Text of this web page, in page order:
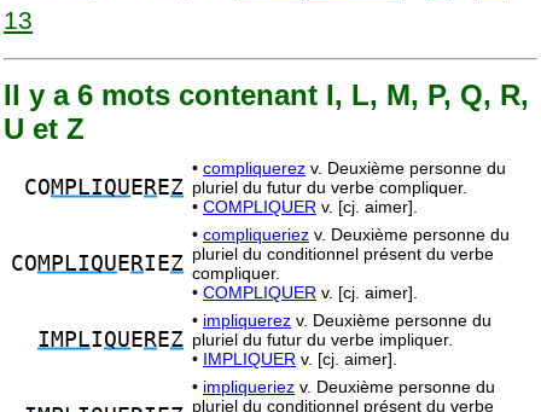
13
Il y a 6 mots contenant I, L, M, P, Q, R,
U et Z
COMPLIQU E REZ
• compliquerez v. Deuxième personne du
pluriel du futur du verbe compliquer.
• COMPLIQUER v. [cj. aimer].
COMPLIQU E RIEZ
• compliqueriez v. Deuxième personne du
pluriel du conditionnel présent du verbe
compliquer.
• COMPLIQUER v. [cj. aimer].
IMPLIQU E REZ
• impliquerez v. Deuxième personne du
pluriel du futur du verbe impliquer.
• IMPLIQUER v. [cj. aimer].
• impliqueriez v. Deuxième personne du
pluriel du conditionnel présent du verbe